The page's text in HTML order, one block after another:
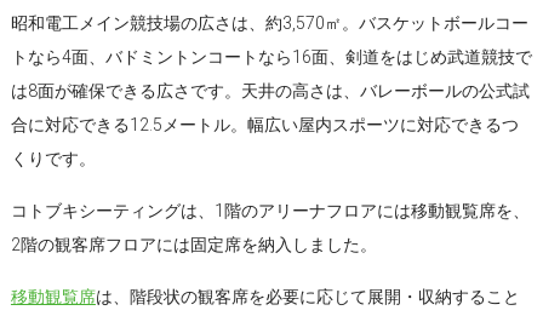
昭和電工メイン競技場の広さは、約3,570㎡。バスケットボールコー
トなら4面、バドミントンコートなら16面、剣道をはじめ武道競技で
は8面が確保できる広さです。天井の高さは、バレーボールの公式試
合に対応できる12.5メートル。幅広い屋内スポーツに対応できるつ
くりです。
コトブキシーティングは、1階のアリーナフロアには移動観覧席を、
2階の観客席フロアには固定席を納入しました。
移動観覧席は、階段状の観客席を必要に応じて展開・収納すること